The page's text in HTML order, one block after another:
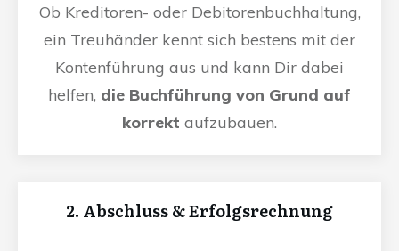
Ob Kreditoren- oder Debitorenbuchhaltung,
ein Treuhänder kennt sich bestens mit der
Kontenführung aus und kann Dir dabei
helfen, die Buchführung von Grund auf
korrekt aufzubauen.
2. Abschluss & Erfolgsrechnung